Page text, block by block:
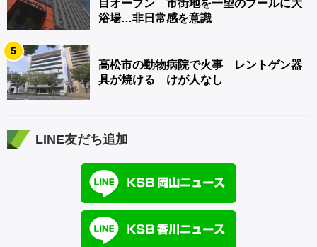
目オープン 市街地を一望のプールに大
浴場…非日常感を意識
5
高松市の動物病院で火事 レントゲン器
具が焼ける けが人なし
LINE友だち追加